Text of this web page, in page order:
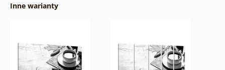
Inne warianty